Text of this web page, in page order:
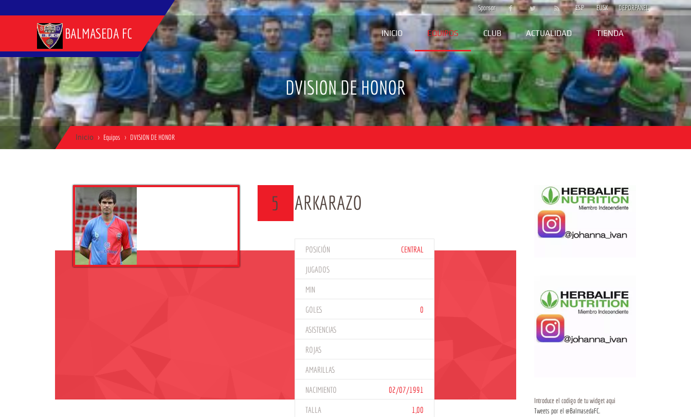
Sponsor ESP EUSK DEPORPANEL
BALMASEDA FC INICIO EQUIPOS CLUB ACTUALIDAD TIENDA
DVISION DE HONOR
Inicio Equipos DVISION DE HONOR
5 ARKARAZO
POSICIÓN CENTRAL
JUGADOS
MIN
GOLES 0
ASISTENCIAS
ROJAS
AMARILLAS
NACIMIENTO 02/07/1991
TALLA 1,00
Introduce el codigo de tu widget aqui
Tweets por el @BalmasedaFC.